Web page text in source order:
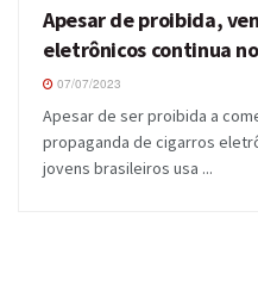
Apesar de proibida,
eletrônicos continua
07/07/2023
Apesar de ser proibida a
propaganda de cigarros
jovens brasileiros usa ...